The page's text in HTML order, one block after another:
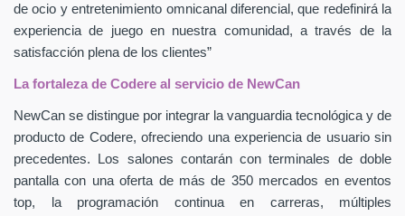
de ocio y entretenimiento omnicanal diferencial, que redefinirá la
experiencia de juego en nuestra comunidad, a través de la
satisfacción plena de los clientes”
La fortaleza de Codere al servicio de NewCan
NewCan se distingue por integrar la vanguardia tecnológica y de
producto de Codere, ofreciendo una experiencia de usuario sin
precedentes. Los salones contarán con terminales de doble
pantalla con una oferta de más de 350 mercados en eventos
top, la programación continua en carreras, múltiples